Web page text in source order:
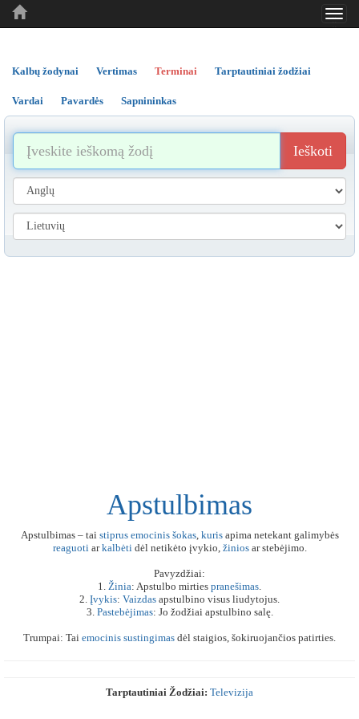
..
..
Kalbų žodynai Vertimas Terminai Tarptautiniai žodžiai
Vardai Pavardės Sapnininkas
Ieškoti
Apstulbimas
Apstulbimas – tai stiprus emocinis šokas, kurisapima netekant galimybės
reaguotiarkalbėtidėl netikėto įvykio, žiniosar stebėjimo.
Pavyzdžiai:
1. Žinia: Apstulbo mirties pranešimas.
2. Įvykis: Vaizdas apstulbino visus liudytojus.
3. Pastebėjimas: Jo žodžiai apstulbino salę.
Trumpai: Tai emocinis sustingimas dėl staigios, šokiruojančios patirties.
Tarptautiniai Žodžiai: Televizija